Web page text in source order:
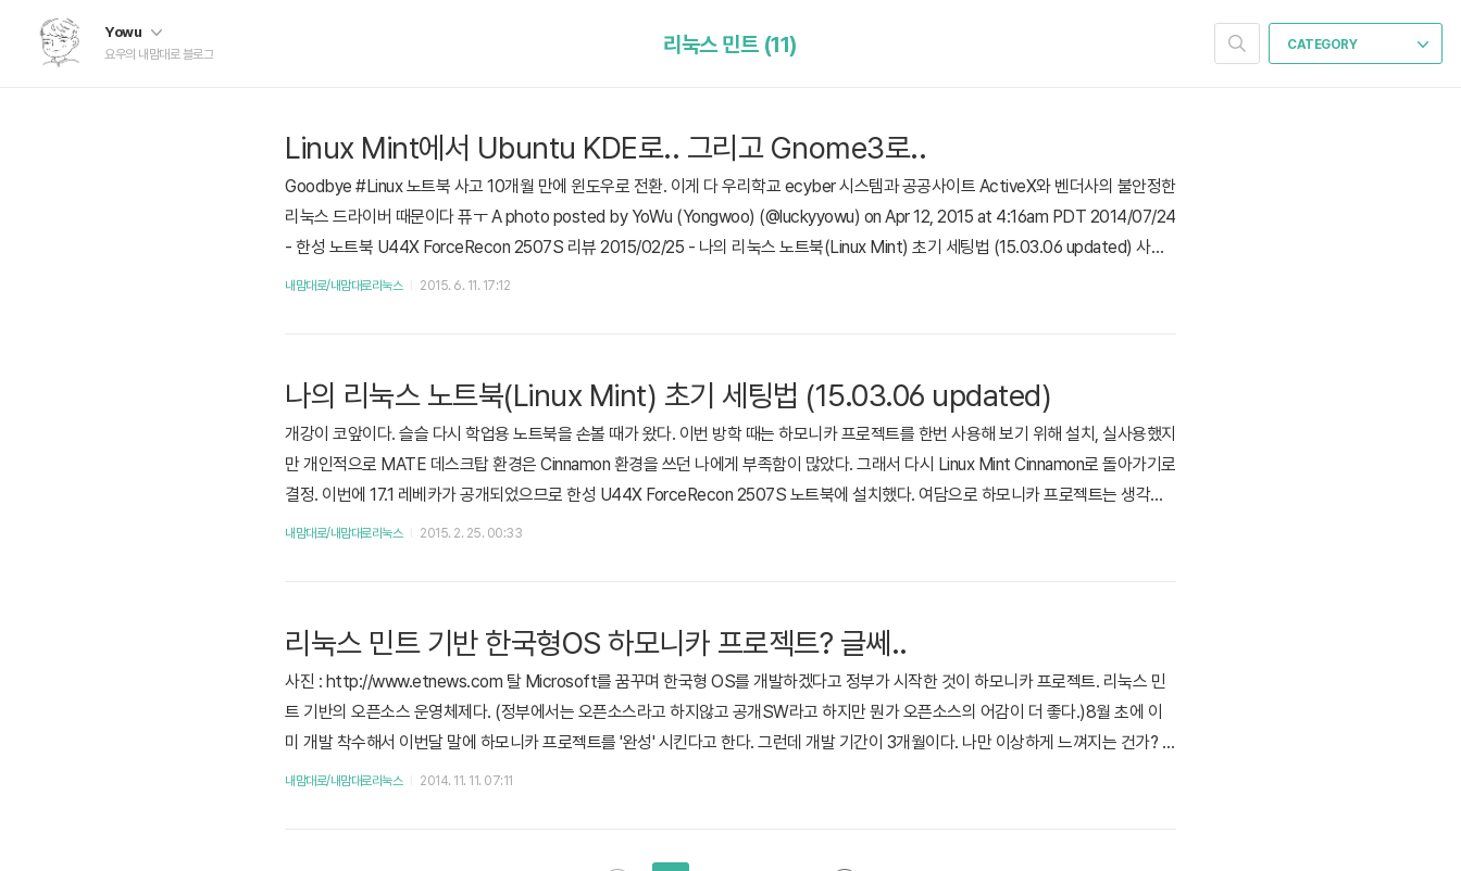
Yowu
요우의 내맘대로 블로그
CATEGORY
리눅스 민트 (11)
Linux Mint에서 Ubuntu KDE로.. 그리고 Gnome3로..
Goodbye #Linux 노트북 사고 10개월 만에 윈도우로 전환. 이게 다 우리학교 ecyber 시스템과 공공사이트 ActiveX와 벤더사의 불안정한
리눅스 드라이버 때문이다 퓨ㅜ A photo posted by YoWu (Yongwoo) (@luckyyowu) on Apr 12, 2015 at 4:16am PDT 2014/07/24
- 한성 노트북 U44X ForceRecon 2507S 리뷰 2015/02/25 - 나의 리눅스 노트북(Linux Mint) 초기 세팅법 (15.03.06 updated) 사실
오랜 기간 노트북 OS로 LInux Mint를 사용했다. 그런데 이번학기 시작하고 얼마 지나지 않아 여러가지 스트레스로 인해 드디어 노트북에
내맘대로/내맘대로리눅스 2015. 6. 11. 17:12
나의 리눅스 노트북(Linux Mint) 초기 세팅법 (15.03.06 updated)
개강이 코앞이다. 슬슬 다시 학업용 노트북을 손볼 때가 왔다. 이번 방학 때는 하모니카 프로젝트를 한번 사용해 보기 위해 설치, 실사용했지
만 개인적으로 MATE 데스크탑 환경은 Cinnamon 환경을 쓰던 나에게 부족함이 많았다. 그래서 다시 Linux Mint Cinnamon로 돌아가기로
결정. 이번에 17.1 레베카가 공개되었으므로 한성 U44X ForceRecon 2507S 노트북에 설치했다. 여담으로 하모니카 프로젝트는 생각보
다 훌륭했다. 항상 그렇지만 리눅스를 설치한 뒤 가장 고통 받는 것이 설치 직후 초기세팅.. 그래도 군 제대 후 1,2년 정도 리눅스만 쓰다보니
내맘대로/내맘대로리눅스 2015. 2. 25. 00:33
리눅스 민트 기반 한국형OS 하모니카 프로젝트? 글쎄..
사진 : http://www.etnews.com 탈 Microsoft를 꿈꾸며 한국형 OS를 개발하겠다고 정부가 시작한 것이 하모니카 프로젝트. 리눅스 민
트 기반의 오픈소스 운영체제다. (정부에서는 오픈소스라고 하지않고 공개SW라고 하지만 뭔가 오픈소스의 어감이 더 좋다.)8월 초에 이
미 개발 착수해서 이번달 말에 하모니카 프로젝트를 '완성' 시킨다고 한다. 그런데 개발 기간이 3개월이다. 나만 이상하게 느껴지는 건가? 오
픈소스 + 리눅스 민트 기반이라 개발 기간이 빠른건가?하모니카는 리눅스 민트기반.. 리눅스 민트는 우분투 기반.. 우분투는 데비안 기반..
내맘대로/내맘대로리눅스 2014. 11. 11. 07:11